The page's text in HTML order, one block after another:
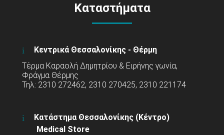
Καταστήματα
Κεντρικά Θεσσαλονίκης - Θέρμη
Τέρμα Καραολή Δημητρίου & Ειρήνης γωνία,
Φράγμα Θέρμης
Τηλ: 2310 272462, 2310 270425, 2310 221174
Κατάστημα Θεσσαλονίκης (Κέντρο)
Medical Store